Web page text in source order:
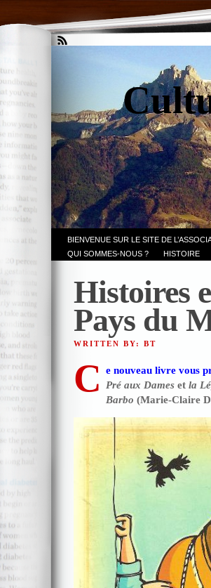
BIENVENUE SUR LE SITE DE
QUI SOMMES-NOUS ?
HISTOIRE
Histoires
Pays du
WRITTEN BY: BT
C e nouveau livre vous
Pré aux Dames etla
Barbo (Marie-Claire